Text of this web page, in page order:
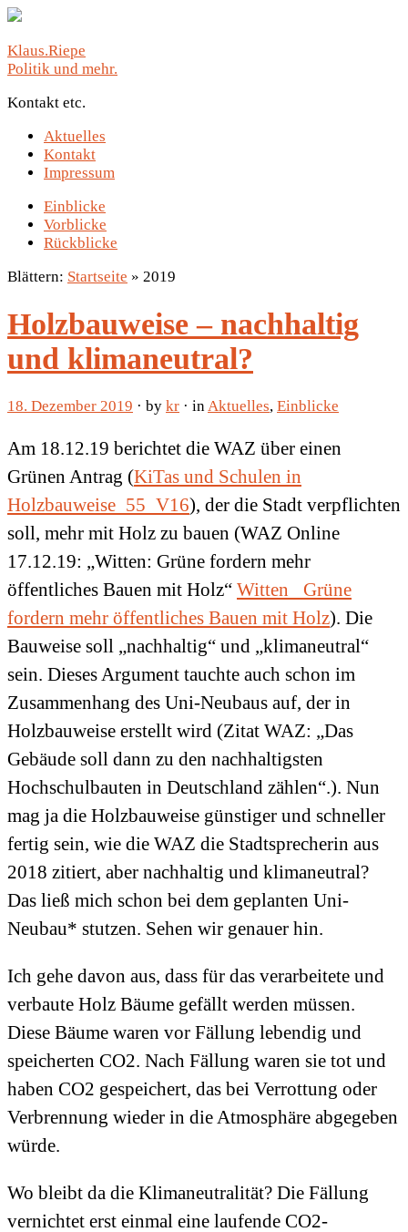
Klaus.Riepe
Politik und mehr.
Kontakt etc.
Aktuelles
Kontakt
Impressum
Einblicke
Vorblicke
Rückblicke
Blättern: Startseite » 2019
Holzbauweise – nachhaltig
und klimaneutral?
18. Dezember 2019 · by kr · in Aktuelles, Einblicke
Am 18.12.19 berichtet die WAZ über einen
Grünen Antrag (KiTas und Schulen in
Holzbauweise_55_V16), der die Stadt verpflichten
soll, mehr mit Holz zu bauen (WAZ Online
17.12.19: „Witten: Grüne fordern mehr
öffentliches Bauen mit Holz“ Witten_ Grüne
fordern mehr öffentliches Bauen mit Holz). Die
Bauweise soll „nachhaltig“ und „klimaneutral“
sein. Dieses Argument tauchte auch schon im
Zusammenhang des Uni-Neubaus auf, der in
Holzbauweise erstellt wird (Zitat WAZ: „Das
Gebäude soll dann zu den nachhaltigsten
Hochschulbauten in Deutschland zählen“.). Nun
mag ja die Holzbauweise günstiger und schneller
fertig sein, wie die WAZ die Stadtsprecherin aus
2018 zitiert, aber nachhaltig und klimaneutral?
Das ließ mich schon bei dem geplanten Uni-
Neubau* stutzen. Sehen wir genauer hin.
Ich gehe davon aus, dass für das verarbeitete und
verbaute Holz Bäume gefällt werden müssen.
Diese Bäume waren vor Fällung lebendig und
speicherten CO2. Nach Fällung waren sie tot und
haben CO2 gespeichert, das bei Verrottung oder
Verbrennung wieder in die Atmosphäre abgegeben
würde.
Wo bleibt da die Klimaneutralität? Die Fällung
vernichtet erst einmal eine laufende CO2-